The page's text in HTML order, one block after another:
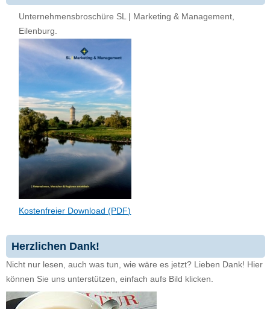
Unternehmensbroschüre SL | Marketing & Management,
Eilenburg.
Kostenfreier Download (PDF)
Herzlichen Dank!
Nicht nur lesen, auch was tun, wie wäre es jetzt? Lieben Dank! Hier
können Sie uns unterstützen, einfach aufs Bild klicken.